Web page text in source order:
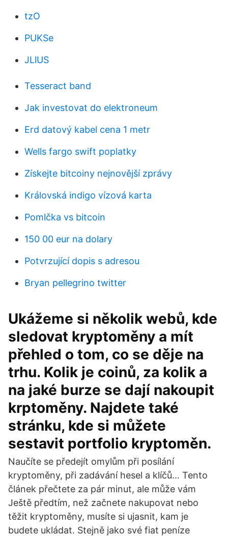
tzO
PUKSe
JLlUS
Tesseract band
Jak investovat do elektroneum
Erd datový kabel cena 1 metr
Wells fargo swift poplatky
Získejte bitcoiny nejnovější zprávy
Královská indigo vízová karta
Pomlčka vs bitcoin
150 00 eur na dolary
Potvrzující dopis s adresou
Bryan pellegrino twitter
Ukážeme si několik webů, kde
sledovat kryptoměny a mít
přehled o tom, co se děje na
trhu. Kolik je coinů, za kolik a
na jaké burze se dají nakoupit
krptoměny. Najdete také
stránku, kde si můžete
sestavit portfolio kryptoměn.
Naučíte se předejít omylům při posílání
kryptoměny, při zadávání hesel a klíčů… Tento
článek přečtete za pár minut, ale může vám
Ještě předtím, než začnete nakupovat nebo
těžit kryptoměny, musíte si ujasnit, kam je
budete ukládat. Stejně jako své fiat peníze